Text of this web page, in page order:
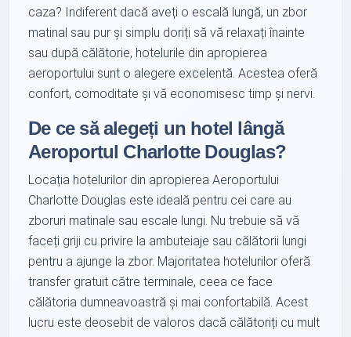
caza? Indiferent dacă aveți o escală lungă, un zbor
matinal sau pur și simplu doriți să vă relaxați înainte
sau după călătorie, hotelurile din apropierea
aeroportului sunt o alegere excelentă. Acestea oferă
confort, comoditate și vă economisesc timp și nervi.
De ce să alegeți un hotel lângă
Aeroportul Charlotte Douglas?
Locația hotelurilor din apropierea Aeroportului
Charlotte Douglas este ideală pentru cei care au
zboruri matinale sau escale lungi. Nu trebuie să vă
faceți griji cu privire la ambuteiaje sau călătorii lungi
pentru a ajunge la zbor. Majoritatea hotelurilor oferă
transfer gratuit către terminale, ceea ce face
călătoria dumneavoastră și mai confortabilă. Acest
lucru este deosebit de valoros dacă călătoriți cu mult